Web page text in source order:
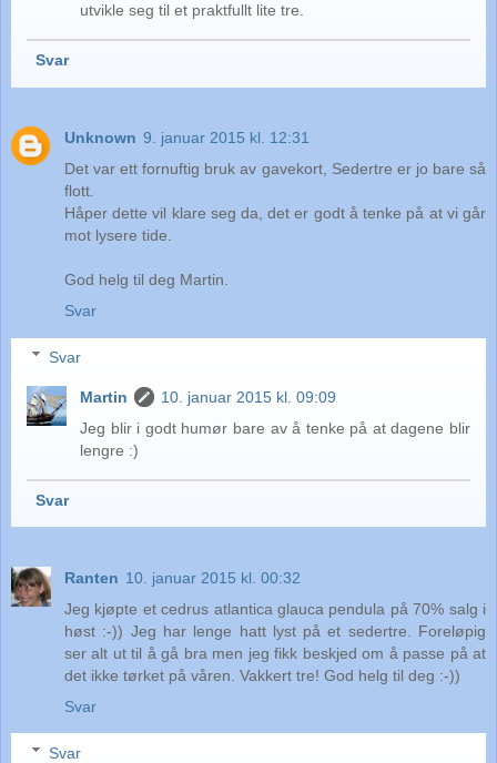
utvikle seg til et praktfullt lite tre.
Svar
Unknown 9. januar 2015 kl. 12:31
Det var ett fornuftig bruk av gavekort, Sedertre er jo bare så
flott.
Håper dette vil klare seg da, det er godt å tenke på at vi går
mot lysere tide.
God helg til deg Martin.
Svar
Svar
Martin
10. januar 2015 kl. 09:09
Jeg blir i godt humør bare av å tenke på at dagene blir
lengre :)
Svar
Ranten 10. januar 2015 kl. 00:32
Jeg kjøpte et cedrus atlantica glauca pendula på 70% salg i
høst :-)) Jeg har lenge hatt lyst på et sedertre. Foreløpig
ser alt ut til å gå bra men jeg fikk beskjed om å passe på at
det ikke tørket på våren. Vakkert tre! God helg til deg :-))
Svar
Svar